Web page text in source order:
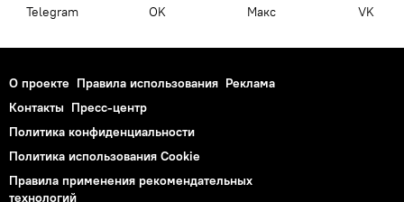
Telegram OK Макс VK
О проекте Правила использования Реклама
Контакты Пресс-центр
Политика конфиденциальности
Политика использования Cookie
Правила применения рекомендательных
технологий